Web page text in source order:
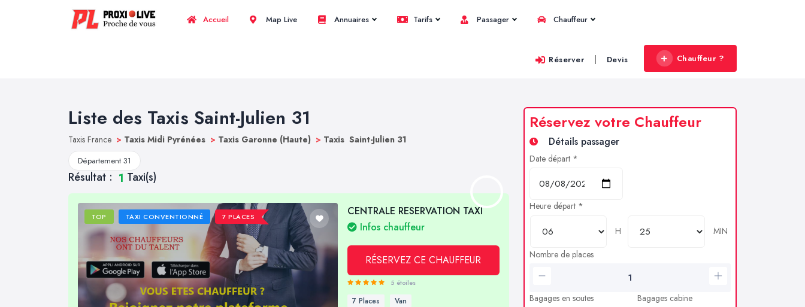
Accueil Map Live Annuaires Tarifs Passager Chauffeur
Réserver | Devis Chauffeur ?
Liste des Taxis Saint-Julien 31
Taxis France > Taxis Midi Pyrénées > Taxis Garonne (Haute) > Taxis Saint-Julien 31
Département 31
Résultat : 1 Taxi(s)
TOP TAXI CONVENTIONNÉ 7 PLACES
CENTRALE RESERVATION TAXI
Infos chauffeur
RÉSERVEZ CE CHAUFFEUR
5 étoiles
7 Places Van
Réservez votre Chauffeur
Détails passager
Date départ *
Heure départ *
H
MIN
Nombre de places
Bagages en soutes Bagages cabine